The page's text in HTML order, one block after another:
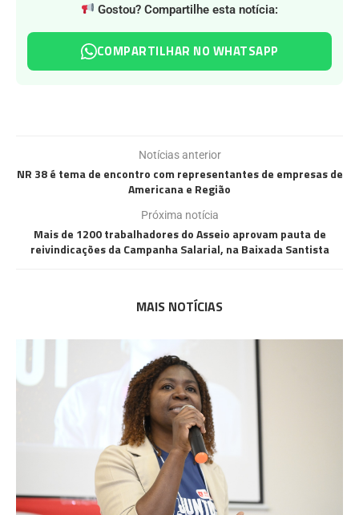
Gostou? Compartilhe esta notícia:
COMPARTILHAR NO WHATSAPP
Notícias anterior
NR 38 é tema de encontro com representantes de empresas de
Americana e Região
Próxima notícia
Mais de 1200 trabalhadores do Asseio aprovam pauta de
reivindicações da Campanha Salarial, na Baixada Santista
MAIS NOTÍCIAS